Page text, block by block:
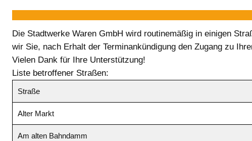
Die Stadtwerke Waren GmbH wird routinemäßig in einigen
wir Sie, nach Erhalt der Terminankündigung den Zugang zu
Vielen Dank für Ihre Unterstützung!
Liste betroffener Straßen:
Straße
Alter Markt
Am alten Bahndamm